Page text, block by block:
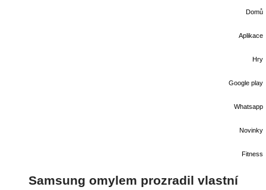
Domů
Aplikace
Hry
Google play
Whatsapp
Novinky
Fitness
Samsung omylem prozradil vlastní